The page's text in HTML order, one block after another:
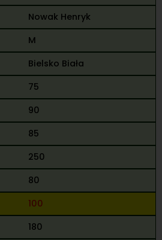
Nowak Henryk
M
Bielsko Biała
75
90
85
250
80
100
180